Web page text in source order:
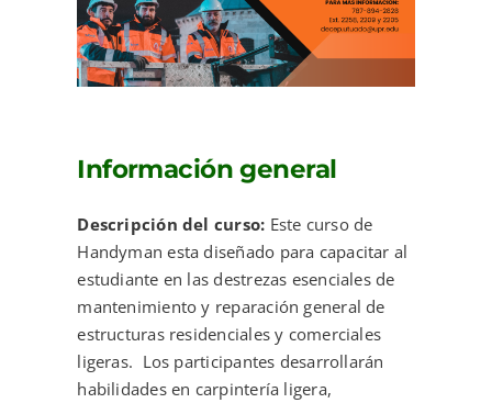
Información general
Descripción del curso: Este curso de
Handyman esta diseñado para capacitar al
estudiante en las destrezas esenciales de
mantenimiento y reparación general de
estructuras residenciales y comerciales
ligeras. Los participantes desarrollarán
habilidades en carpintería ligera,